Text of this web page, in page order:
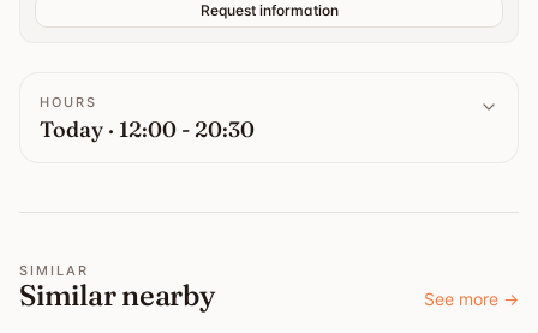
Request information
HOURS
Today · 12:00 - 20:30
SIMILAR
Similar nearby See more →